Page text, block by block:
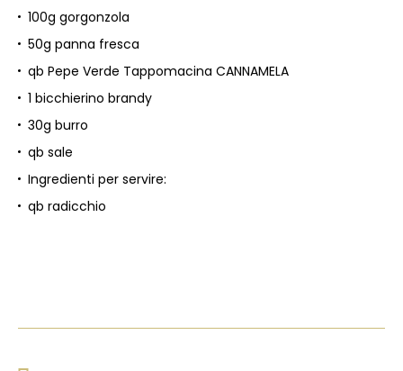
100g gorgonzola
50g panna fresca
qb Pepe Verde Tappomacina CANNAMELA
1 bicchierino brandy
30g burro
qb sale
Ingredienti per servire:
qb radicchio